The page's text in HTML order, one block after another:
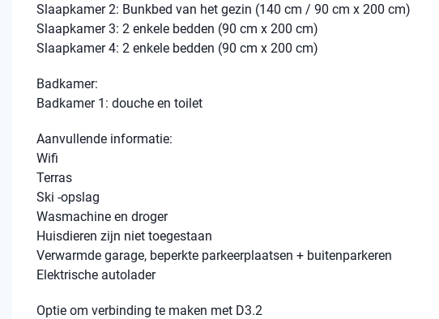
Slaapkamer 2: Bunkbed van het gezin (140 cm / 90 cm x 200 cm)
Slaapkamer 3: 2 enkele bedden (90 cm x 200 cm)
Slaapkamer 4: 2 enkele bedden (90 cm x 200 cm)
Badkamer:
Badkamer 1: douche en toilet
Aanvullende informatie:
Wifi
Terras
Ski -opslag
Wasmachine en droger
Huisdieren zijn niet toegestaan
Verwarmde garage, beperkte parkeerplaatsen + buitenparkeren
Elektrische autolader
Optie om verbinding te maken met D3.2